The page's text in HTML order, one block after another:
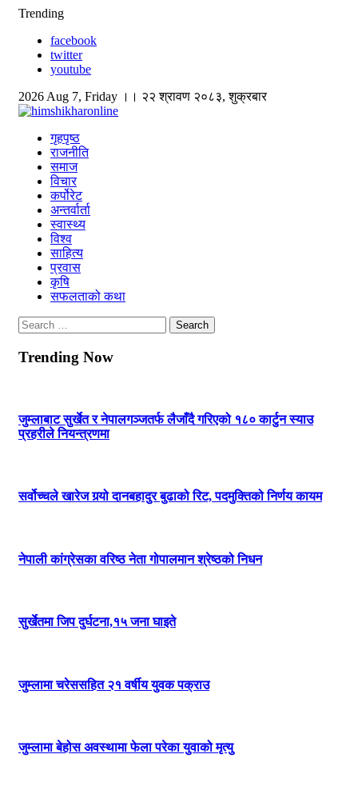
Skip
content
Trending
facebook
twitter
youtube
2026 Aug 7, Friday ।। २२ श्रावण २०८३, शुक्रबार
Himshikhar Online
गृहपृष्ठ
राजनीति
समाज
विचार
कर्पोरेट
अन्तर्वार्ता
स्वास्थ्य
विश्व
साहित्य
प्रवास
कृषि
सफलताको कथा
Search
for:
Trending Now
जुम्लाबाट सुर्खेत र नेपालगञ्जतर्फ लैजाँदै गरिएको १८० कार्टुन स्याउ
प्रहरीले नियन्त्रणमा
सर्वोच्चले खारेज गर्‍यो दानबहादुर बुढाको रिट, पदमुक्तिको निर्णय कायम
नेपाली कांग्रेसका वरिष्ठ नेता गोपालमान श्रेष्ठको निधन
सुर्खेतमा जिप दुर्घटना,१५ जना घाइते
जुम्लामा चरेससहित २१ वर्षीय युवक पक्राउ
जुम्लामा बेहोस अवस्थामा फेला परेका युवाको मृत्यु